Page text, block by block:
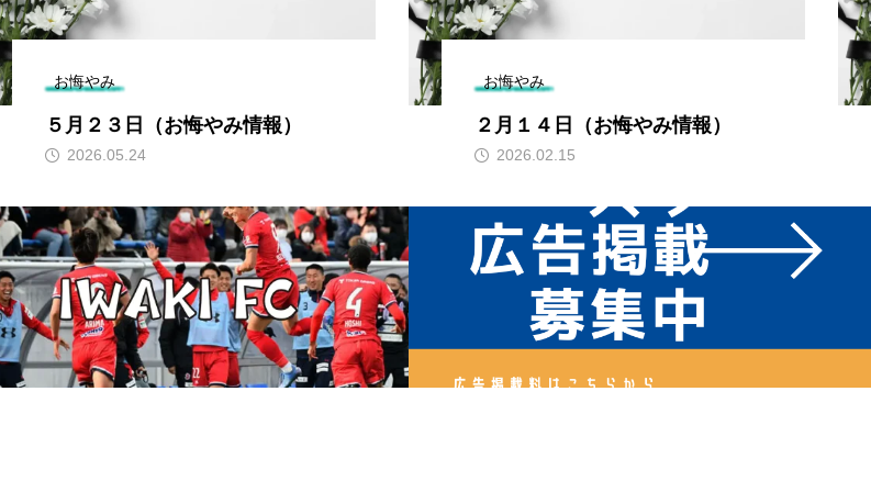
お悔やみ
５月２３日（お悔やみ情報）
2026.05.24
お悔やみ
２月１４日（お悔やみ情報）
2026.02.15